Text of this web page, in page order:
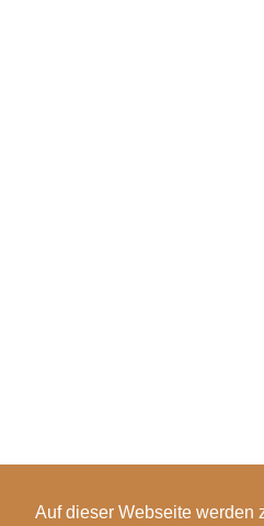
Auf dieser Webseite werden